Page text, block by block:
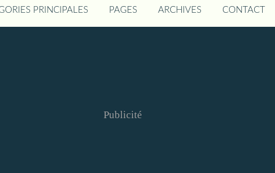
PRINCIPALES PAGES ARCHIVES CONTACT
Publicité